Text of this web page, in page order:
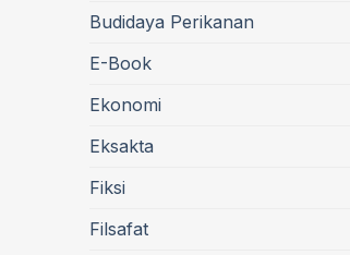
Budidaya Perikanan
E-Book
Ekonomi
Eksakta
Fiksi
Filsafat